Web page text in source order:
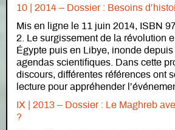
10 | 2014 – Dossier : Besoins
Mis en ligne le 11 juin 2014, ISBN
2. Le surgissement de la révolution
Égypte puis en Libye, inonde
agendas scientifiques. Dans cette
discours, différentes références ont
lecture pour appréhender
IX | 2013 – Dossier : Le Maghreb
?